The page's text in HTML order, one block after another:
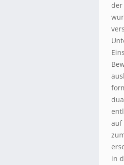
der
auf
in